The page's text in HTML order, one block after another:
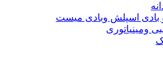
بادی اسپلش وبادی میست
ومینیاتوری